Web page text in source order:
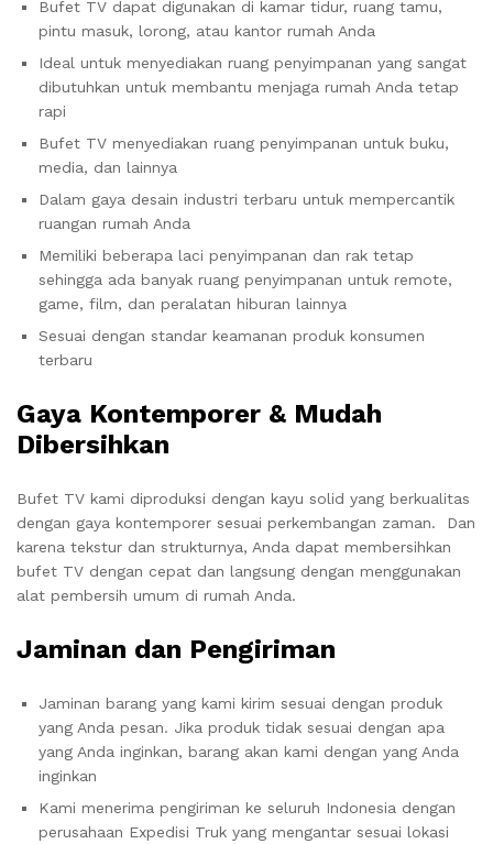
Bufet TV dapat digunakan di kamar tidur, ruang tamu,
pintu masuk, lorong, atau kantor rumah Anda
Ideal untuk menyediakan ruang penyimpanan yang sangat
dibutuhkan untuk membantu menjaga rumah Anda tetap
rapi
Bufet TV menyediakan ruang penyimpanan untuk buku,
media, dan lainnya
Dalam gaya desain industri terbaru untuk mempercantik
ruangan rumah Anda
Memiliki beberapa laci penyimpanan dan rak tetap
sehingga ada banyak ruang penyimpanan untuk remote,
game, film, dan peralatan hiburan lainnya
Sesuai dengan standar keamanan produk konsumen
terbaru
Gaya Kontemporer & Mudah
Dibersihkan
Bufet TV kami diproduksi dengan kayu solid yang berkualitas
dengan gaya kontemporer sesuai perkembangan zaman. Dan
karena tekstur dan strukturnya, Anda dapat membersihkan
bufet TV dengan cepat dan langsung dengan menggunakan
alat pembersih umum di rumah Anda.
Jaminan dan Pengiriman
Jaminan barang yang kami kirim sesuai dengan produk
yang Anda pesan. Jika produk tidak sesuai dengan apa
yang Anda inginkan, barang akan kami dengan yang Anda
inginkan
Kami menerima pengiriman ke seluruh Indonesia dengan
perusahaan Expedisi Truk yang mengantar sesuai lokasi